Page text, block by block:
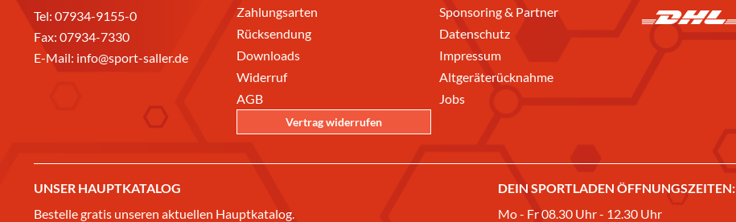
Tel: 07934-9155-0
Fax: 07934-7330
E-Mail: info@sport-saller.de
Zahlungsarten
Rücksendung
Downloads
Widerruf
AGB
Vertrag widerrufen
Sponsoring & Partner
Datenschutz
Impressum
Altgeräterücknahme
Jobs
UNSER HAUPTKATALOG
Bestelle gratis unseren aktuellen Hauptkatalog.
DEIN SPORTLADEN ÖFFNUNGSZEITEN:
Mo - Fr 08.30 Uhr - 12.30 Uhr